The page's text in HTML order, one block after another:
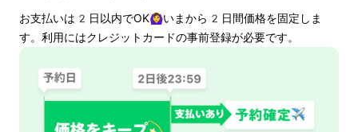
お支払いは 2 日以内でOK🙆‍♀️いまから 2 日間価格を固定しま
す。利用にはクレジットカードの事前登録が必要です。